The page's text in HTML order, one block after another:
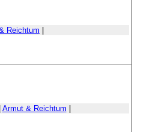
Reichtum
Armut & Reichtum